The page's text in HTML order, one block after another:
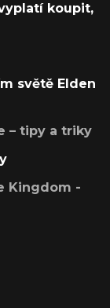
koupit,
světě Elden
– tipy a triky
Kingdom -